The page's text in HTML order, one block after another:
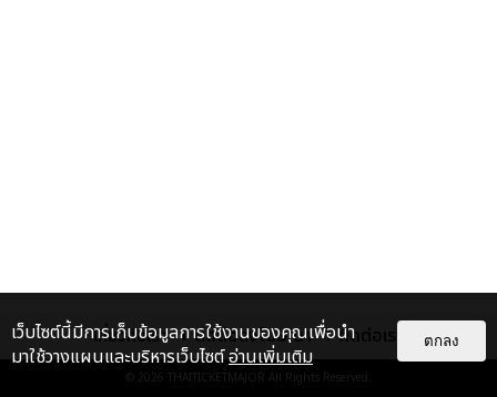
เกี่ยวกับเรา ติดต่อลงโฆษณา ติดต่อเรา
© 2026 THAITICKETMAJOR All Rights Reserved.
เว็บไซต์นี้มีการเก็บข้อมูลการใช้งานของคุณเพื่อนำ
มาใช้วางแผนและบริหารเว็บไซต์อ่านเพิ่มเติม
ตกลง